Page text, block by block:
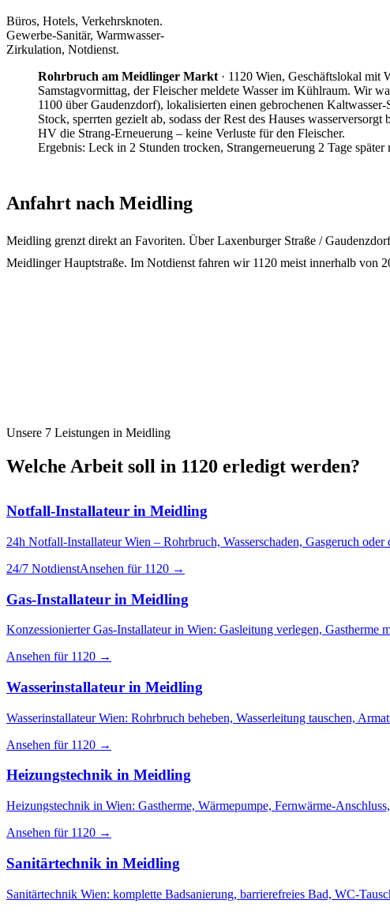
Büros, Hotels, Verkehrsknoten.
Gewerbe-Sanitär, Warmwasser-
Zirkulation, Notdienst.
Rohrbruch am Meidlinger Markt · 1120 Wien, Geschäftslokal mit
Samstagvormittag, der Fleischer meldete Wasser im Kühlraum. Wir
1100 über Gaudenzdorf), lokalisierten einen gebrochenen
Stock, sperrten gezielt ab, sodass der Rest des Hauses
HV die Strang-Erneuerung – keine Verluste für den Fleischer.
Ergebnis: Leck in 2 Stunden trocken, Strangerneuerung 2 Tage
Anfahrt nach Meidling
Meidling grenzt direkt an Favoriten. Über Laxenburger Straße /
Meidlinger Hauptstraße. Im Notdienst fahren wir 1120 meist innerhalb von
Unsere 7 Leistungen in Meidling
Welche Arbeit soll in 1120 erledigt werden?
Notfall-Installateur in Meidling
24h Notfall-Installateur Wien – Rohrbruch, Wasserschaden, Gasgeruch
24/7 NotdienstAnsehen für 1120 →
Gas-Installateur in Meidling
Konzessionierter Gas-Installateur in Wien: Gasleitung verlegen,
Ansehen für 1120 →
Wasserinstallateur in Meidling
Wasserinstallateur Wien: Rohrbruch beheben, Wasserleitung tauschen,
Ansehen für 1120 →
Heizungstechnik in Meidling
Heizungstechnik in Wien: Gastherme, Wärmepumpe, Fernwärme-
Ansehen für 1120 →
Sanitärtechnik in Meidling
Sanitärtechnik Wien: komplette Badsanierung, barrierefreies Bad, WC-